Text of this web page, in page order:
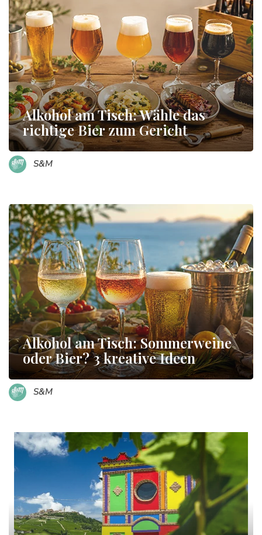
Alkohol am Tisch: Wähle das
richtige Bier zum Gericht
S&M
Alkohol am Tisch: Sommerweine
oder Bier? 3 kreative Ideen
S&M